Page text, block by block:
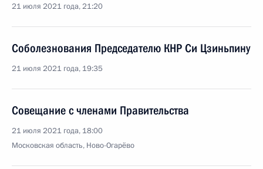
21 июля 2021 года, 21:20
Соболезнования Председателю КНР Си Цзиньпину
21 июля 2021 года, 19:35
Совещание с членами Правительства
21 июля 2021 года, 18:00
Московская область, Ново-Огарёво